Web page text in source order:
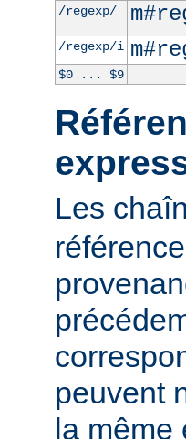
/regexp/
/regexp/i
$0 ... $9
Les
peuvent
la même